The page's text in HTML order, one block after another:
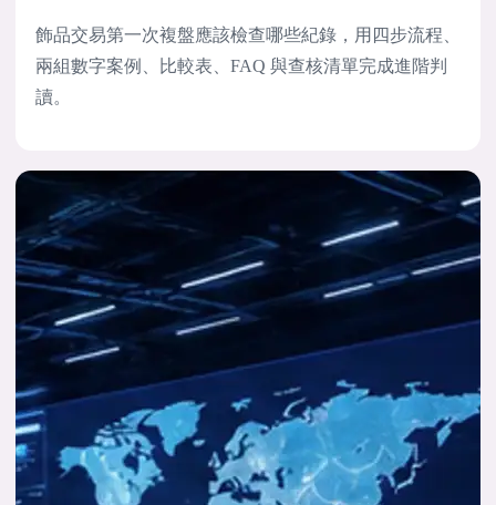
飾品交易第一次複盤應該檢查哪些紀錄，用四步流程、
兩組數字案例、比較表、FAQ 與查核清單完成進階判
讀。